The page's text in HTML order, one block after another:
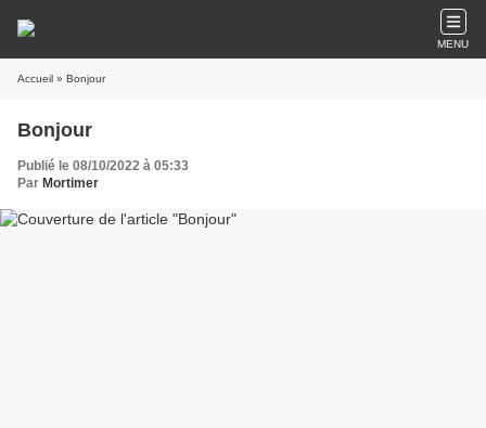
MENU
Accueil » Bonjour
Bonjour
Publié le 08/10/2022 à 05:33
Par Mortimer